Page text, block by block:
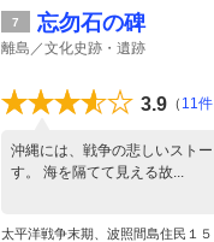
7 忘勿石の碑
離島／文化史跡・遺跡
3.9 （ 11件
沖縄には、戦争の悲しいスト
す。 海を隔てて見える故...
太平洋戦争末期、波照間島住民１